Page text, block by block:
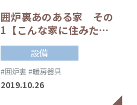
囲炉裏あのある家 その
1【こんな家に住みた…
設備
#囲炉裏 #暖房器具
2019.10.26